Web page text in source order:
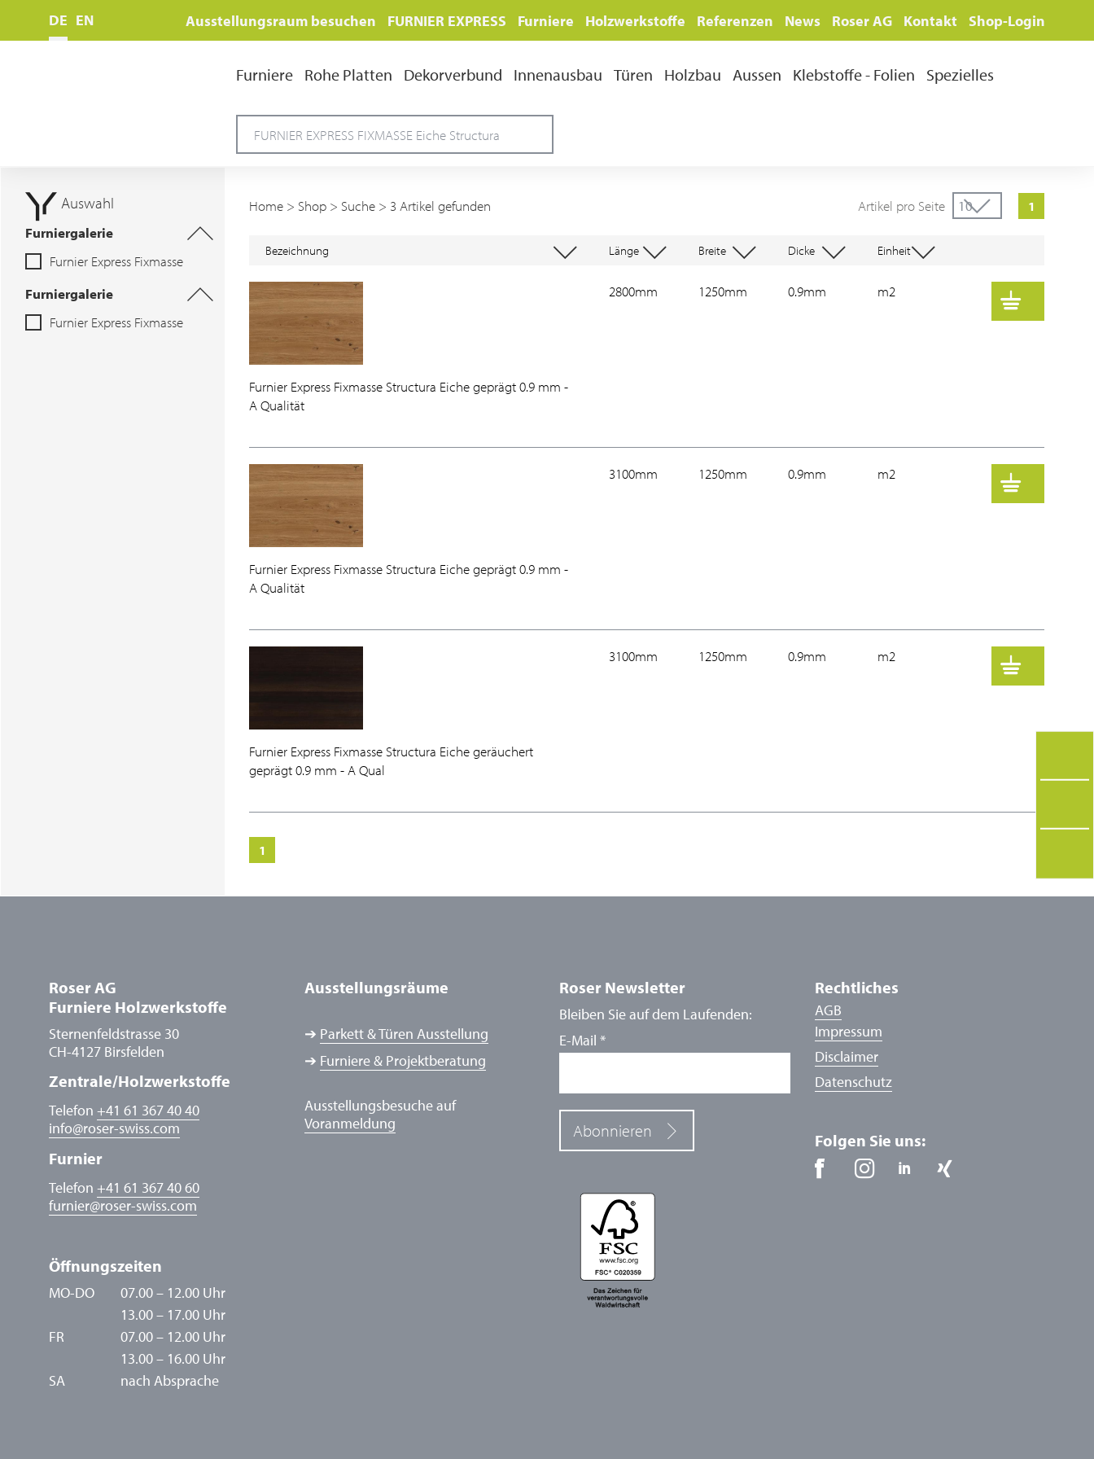
Ausstellungsraum besuchen FURNIER EXPRESS Furniere Holzwerkstoffe Referenzen News Roser AG Kontakt Shop-Login
DE EN
Furniere Rohe Platten Dekorverbund Innenausbau Türen Holzbau Aussen Klebstoffe - Folien Spezielles
Auswahl
Furniergalerie
Furnier Express Fixmasse
Furniergalerie
Furnier Express Fixmasse
Home > Shop > Suche > 3 Artikel gefunden 1
Artikel pro Seite
Bezeichnung Länge Breite Dicke Einheit
Furnier Express Fixmasse Structura Eiche geprägt 0.9 mm -
A Qualität
2800mm 1250mm 0.9mm m2
Furnier Express Fixmasse Structura Eiche geprägt 0.9 mm -
A Qualität
3100mm 1250mm 0.9mm m2
Furnier Express Fixmasse Structura Eiche geräuchert
geprägt 0.9 mm - A Qual
3100mm 1250mm 0.9mm m2
1
Roser AG
Furniere Holzwerkstoffe
Sternenfeldstrasse 30
CH-4127 Birsfelden
Zentrale/Holzwerkstoffe
Telefon +41 61 367 40 40
info@roser-swiss.com
Furnier
Telefon +41 61 367 40 60
furnier@roser-swiss.com
Öffnungszeiten
MO-DO
07.00 – 12.00 Uhr
13.00 – 17.00 Uhr
FR
07.00 – 12.00 Uhr
13.00 – 16.00 Uhr
SA
nach Absprache
Ausstellungsräume
➔ Parkett & Türen Ausstellung
➔ Furniere & Projektberatung
Ausstellungsbesuche auf
Voranmeldung
Roser Newsletter
Bleiben Sie auf dem Laufenden:
E-Mail *
Abonnieren
Rechtliches
AGB
Impressum
Disclaimer
Datenschutz
Folgen Sie uns: